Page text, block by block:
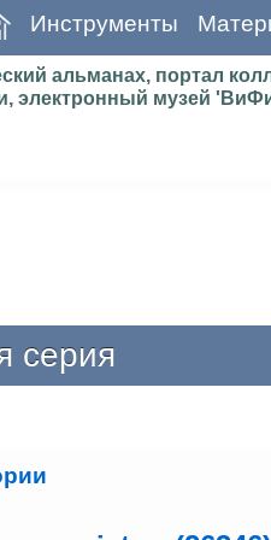
Инструменты
альманах, портал
электронный музей
серия